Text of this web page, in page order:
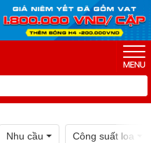
Nhu cầu Công suất loa